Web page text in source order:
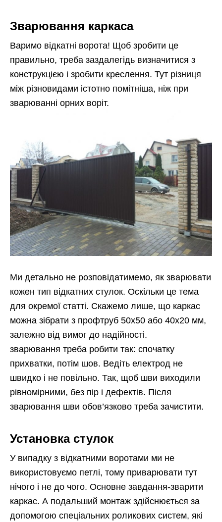
Зварювання каркаса
Варимо відкатні ворота! Щоб зробити це
правильно, треба заздалегідь визначитися з
конструкцією і зробити креслення. Тут різниця
між різновидами істотно помітніша, ніж при
зварюванні орних воріт.
Ми детально не розповідатимемо, як зварювати
кожен тип відкатних стулок. Оскільки це тема
для окремої статті. Скажемо лише, що каркас
можна зібрати з профтруб 50х50 або 40х20 мм,
залежно від вимог до надійності.
зварювання треба робити так: спочатку
прихватки, потім шов. Ведіть електрод не
швидко і не повільно. Так, щоб шви виходили
рівномірними, без пір і дефектів. Після
зварювання шви обов’язково треба зачистити.
Установка стулок
У випадку з відкатними воротами ми не
використовуємо петлі, тому приварювати тут
нічого і не до чого. Основне завдання-зварити
каркас. А подальший монтаж здійснюється за
допомогою спеціальних роликових систем, які